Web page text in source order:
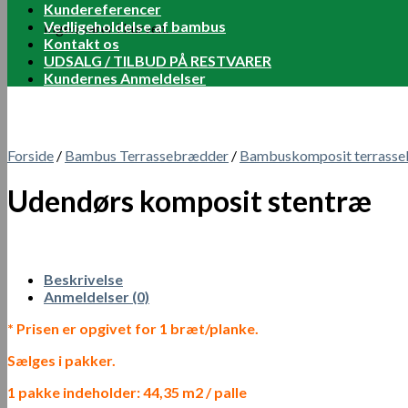
Ingen varer i kurven.
Kundereferencer
Vedligeholdelse af bambus
Kontakt os
UDSALG / TILBUD PÅ RESTVARER
Kundernes Anmeldelser
Forside / Bambus Terrassebrædder / Bambuskomposit
Udendørs komposit stentræ
Beskrivelse
Anmeldelser (0)
* Prisen er opgivet for 1 bræt/planke.
Sælges i pakker.
1 pakke indeholder: 44,35 m2 / palle